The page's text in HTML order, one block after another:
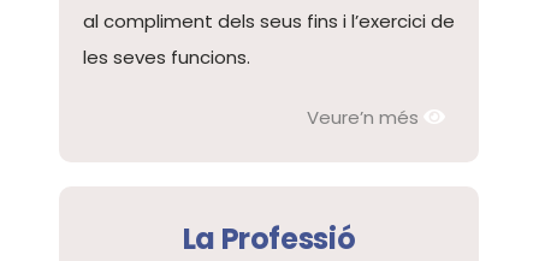
al compliment dels seus fins i l’exercici de
les seves funcions.
Veure’n més
La Professió